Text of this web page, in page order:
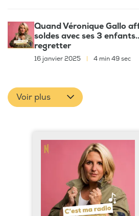
Quand Véronique Gallo
soldes avec ses 3
regretter
16 janvier 2025 4 min 49 sec
Voir plus